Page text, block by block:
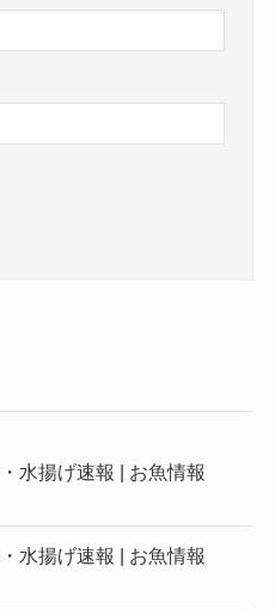
水揚げ速報 | お魚情報
水揚げ速報 | お魚情報